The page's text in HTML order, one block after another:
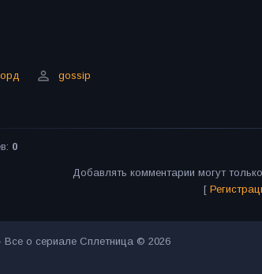
gossip
: 0
Добавлять комментарии могут
[
Все о сериале Сплетница © 2026